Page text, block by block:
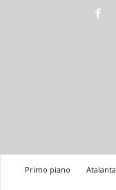
Primo piano Atalanta